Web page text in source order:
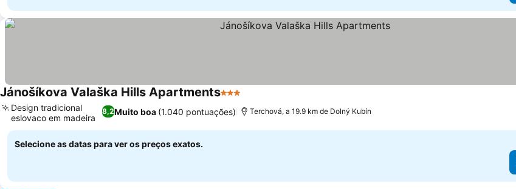
Jánošíkova Valaška Hills Apartments3 Estrelas
8,2Muito boa (1.040 pontuações)
Design tradicional
eslovaco em madeira
Terchová, a 19.9 km de Dolný Kubín
Selecione as datas para ver os preços exatos.